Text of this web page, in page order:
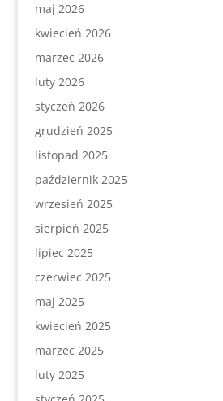
maj 2026
kwiecień 2026
marzec 2026
luty 2026
styczeń 2026
grudzień 2025
listopad 2025
październik 2025
wrzesień 2025
sierpień 2025
lipiec 2025
czerwiec 2025
maj 2025
kwiecień 2025
marzec 2025
luty 2025